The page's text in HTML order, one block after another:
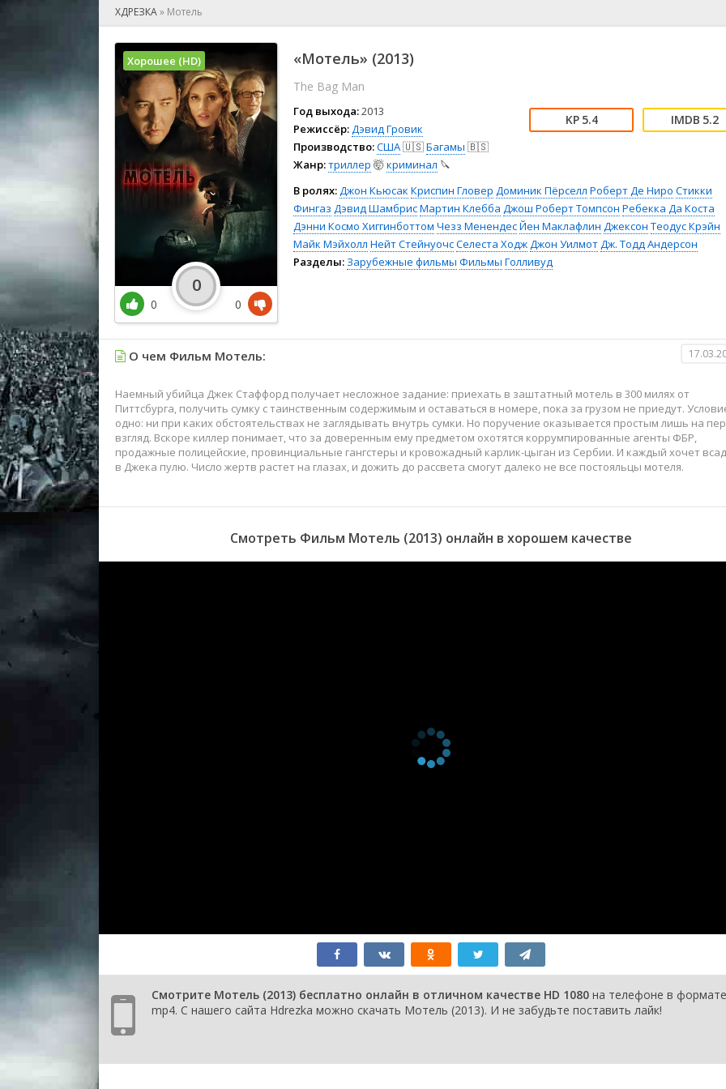
🕺 Мюзикл
👨‍💻 Реальное тв
🎤 Ток-шоу
😱 Ужасы
🧙‍♀️ Фантастика
🤠 Фильм-нуар
🧝‍♂️ Фэнтези
🏅 Церемония
ХДРЕЗКА» Мотель
«Мотель» (2013)
The Bag Man
Год выхода:2013
Режиссёр:Дэвид Гровик
Производство:США🇺🇸Багамы 🇧🇸
Жанр:триллер 🤯криминал 🔪
5.4 5.2
В ролях:Джон Кьюсак Криспин Гловер Доминик Пёрселл Роберт Де Ниро Стикки
Фингаз Дэвид ШамбрисМартин Клебба Джош Роберт Томпсон Ребекка Да Коста
Дэнни Космо Хиггинботтом Чезз МенендесЙен Маклафлин Джексон Теодус Крэйн
Майк Мэйхолл Нейт СтейнуочсСелеста ХоджДжон УилмотДж. Тодд Андерсон
Разделы: Зарубежные фильмы Фильмы Голливуд
Хорошее (HD)
0
0
0
О чем Фильм Мотель:
Наемный убийца Джек Стаффорд получает несложное задание: приехать в заштатный мотель в 300 милях от
Питтсбурга, получить сумку с таинственным содержимым и оставаться в номере, пока за грузом не приедут.
одно: ни при каких обстоятельствах не заглядывать внутрь сумки. Но поручение оказывается простым лишь на
взгляд. Вскоре киллер понимает, что за доверенным ему предметом охотятся коррумпированные агенты ФБР,
продажные полицейские, провинциальные гангстеры и кровожадный карлик-цыган из Сербии. И каждый хочет
в Джека пулю. Число жертв растет на глазах, и дожить до рассвета смогут далеко не все постояльцы мотеля.
Смотреть Фильм Мотель (2013) онлайн в хорошем качестве
Смотрите Мотель (2013) бесплатно онлайн в отличном качестве HD 1080 на телефоне в формате
mp4. С нашего сайта Hdrezka можно скачать Мотель (2013). И не забудьте поставить лайк!